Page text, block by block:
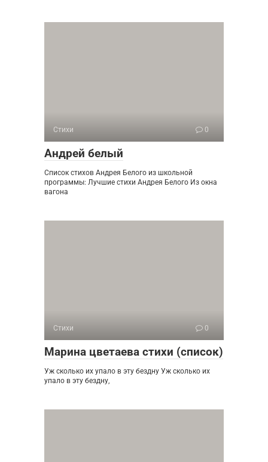
Стихи 0
Андрей белый
Список стихов Андрея Белого из школьной
программы: Лучшие стихи Андрея Белого Из окна
вагона
Стихи 0
Марина цветаева стихи (список)
Уж сколько их упало в эту бездну Уж сколько их
упало в эту бездну,